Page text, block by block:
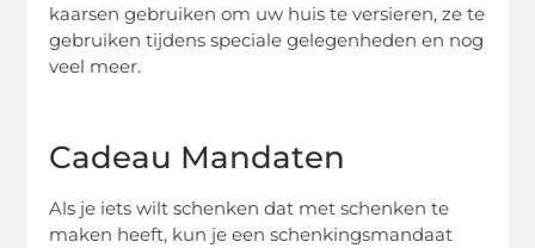
kaarsen gebruiken om uw huis te versieren, ze te
gebruiken tijdens speciale gelegenheden en nog
veel meer.
Cadeau Mandaten
Als je iets wilt schenken dat met schenken te
maken heeft, kun je een schenkingsmandaat